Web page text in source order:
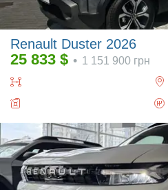
Renault Duster 2026
25 833 $ • 1 151 900 грн